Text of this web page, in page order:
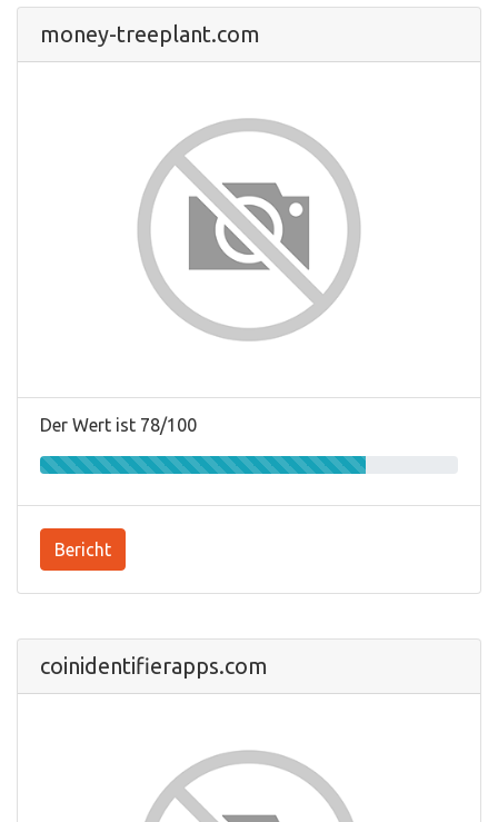
money-treeplant.com
Der Wert ist 78/100
Bericht
coinidentifierapps.com